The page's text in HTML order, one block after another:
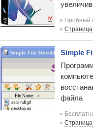
» Пробный
»
Simple
файла
»
»